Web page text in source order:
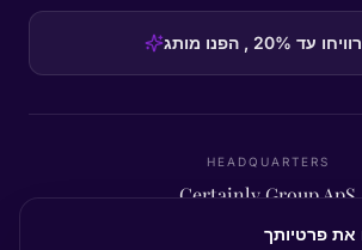
עד 20% , הפנו מותג
HEADQUARTERS
Certainly Group ApS
את פרטיותך